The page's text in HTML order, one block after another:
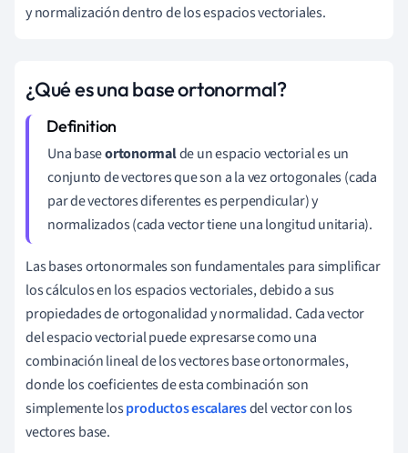
y normalización dentro de los espacios vectoriales.
¿Qué es una base ortonormal?
Una baseortonormalde un espacio vectorial es un
conjunto de vectores que son a la vez ortogonales (cada
par de vectores diferentes es perpendicular) y
normalizados (cada vector tiene una longitud unitaria).
Las bases ortonormales son fundamentales para simplificar
los cálculos en los espacios vectoriales, debido a sus
propiedades de ortogonalidad y normalidad. Cada vector
del espacio vectorial puede expresarse como una
combinación lineal de los vectores base ortonormales,
donde los coeficientes de esta combinación son
simplemente losproductos escalaresdel vector con los
vectores base.